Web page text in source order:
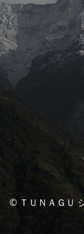
© ＴＵＮＡＧＵ